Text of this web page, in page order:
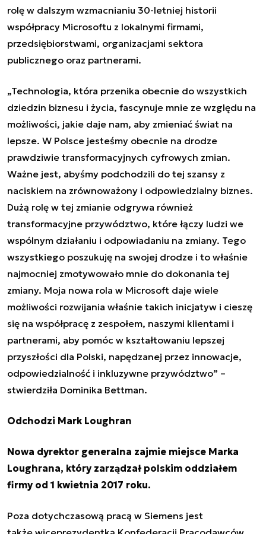
rolę w dalszym wzmacnianiu 30-letniej historii
współpracy Microsoftu z lokalnymi firmami,
przedsiębiorstwami, organizacjami sektora
publicznego oraz partnerami.
„Technologia, która przenika obecnie do wszystkich
dziedzin biznesu i życia, fascynuje mnie ze względu na
możliwości, jakie daje nam, aby zmieniać świat na
lepsze. W Polsce jesteśmy obecnie na drodze
prawdziwie transformacyjnych cyfrowych zmian.
Ważne jest, abyśmy podchodzili do tej szansy z
naciskiem na zrównoważony i odpowiedzialny biznes.
Dużą rolę w tej zmianie odgrywa również
transformacyjne przywództwo, które łączy ludzi we
wspólnym działaniu i odpowiadaniu na zmiany. Tego
wszystkiego poszukuję na swojej drodze i to właśnie
najmocniej zmotywowało mnie do dokonania tej
zmiany. Moja nowa rola w Microsoft daje wiele
możliwości rozwijania właśnie takich inicjatyw i cieszę
się na współpracę z zespołem, naszymi klientami i
partnerami, aby pomóc w kształtowaniu lepszej
przyszłości dla Polski, napędzanej przez innowacje,
odpowiedzialność i inkluzywne przywództwo” –
stwierdziła Dominika Bettman.
Odchodzi Mark Loughran
Nowa dyrektor generalna zajmie miejsce Marka
Loughrana, który zarządzał polskim oddziałem
firmy od 1 kwietnia 2017 roku.
Poza dotychczasową pracą w Siemens jest